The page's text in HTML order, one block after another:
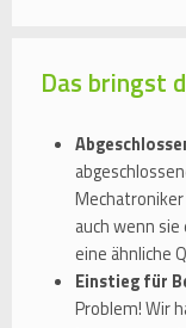
Das bringst
auch wenn
eine ähnliche
Einstieg für
Problem! Wir